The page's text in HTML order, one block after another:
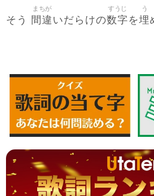
そう 間違
まちが
いだらけの数字
すうじ
を埋
う